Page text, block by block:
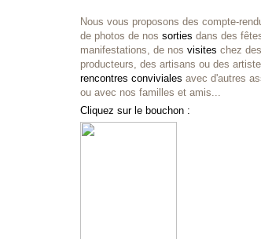
Nous vous proposons des compte-
de photos de nos sorties dans des
manifestations, de nos visites chez des
producteurs, des artisans ou des
rencontres conviviales avec d'autres
ou avec nos familles et amis...
Cliquez sur le bouchon :